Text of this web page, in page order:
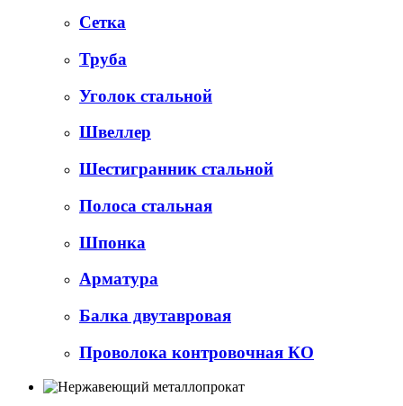
Сетка
Труба
Уголок стальной
Швеллер
Шестигранник стальной
Полоса стальная
Шпонка
Арматура
Балка двутавровая
Проволока контровочная КО